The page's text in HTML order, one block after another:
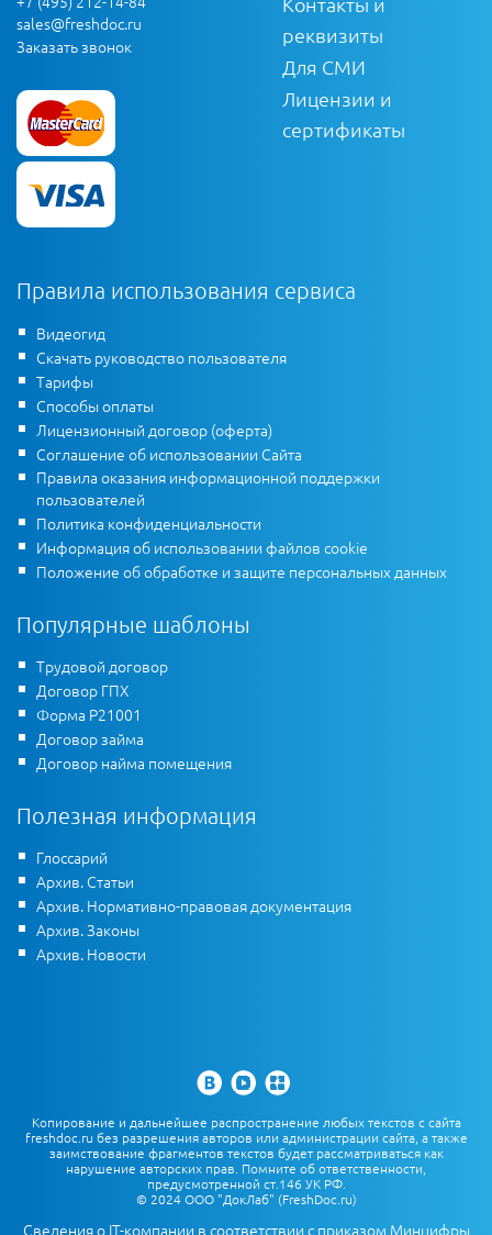
sales@freshdoc.ru
Заказать звонок
реквизиты
Для СМИ
Лицензии и
сертификаты
Правила использования сервиса
Видеогид
Скачать руководство пользователя
Тарифы
Способы оплаты
Лицензионный договор (оферта)
Соглашение об использовании Сайта
Правила оказания информационной поддержки
пользователей
Политика конфиденциальности
Информация об использовании файлов cookie
Положение об обработке и защите персональных данных
Популярные шаблоны
Трудовой договор
Договор ГПХ
Форма Р21001
Договор займа
Договор найма помещения
Полезная информация
Глоссарий
Архив. Статьи
Архив. Нормативно-правовая документация
Архив. Законы
Архив. Новости
Копирование и дальнейшее распространение любых текстов с сайта
freshdoc.ru без разрешения авторов или администрации сайта, а также
заимствование фрагментов текстов будет рассматриваться как
нарушение авторских прав. Помните об ответственности,
предусмотренной ст.146 УК РФ.
© 2024 ООО "ДокЛаб" (FreshDoc.ru)
Сведения о IT-компании в соответствии с приказом Минцифры